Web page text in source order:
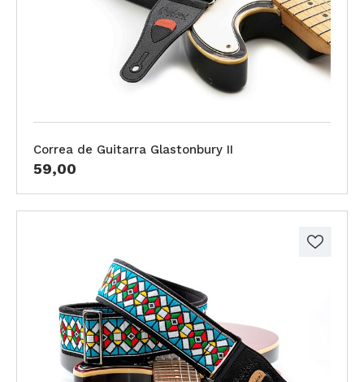
Correa de Guitarra Glastonbury II
59,00